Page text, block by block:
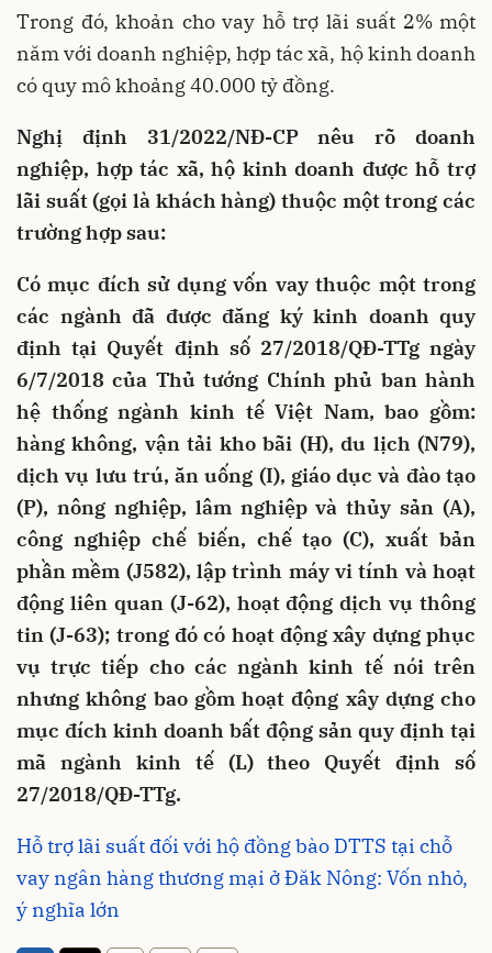
Trong đó, khoản cho vay hỗ trợ lãi suất 2% một
năm với doanh nghiệp, hợp tác xã, hộ kinh doanh
có quy mô khoảng 40.000 tỷ đồng.
Nghị định 31/2022/NĐ-CP nêu rõ doanh
nghiệp, hợp tác xã, hộ kinh doanh được hỗ trợ
lãi suất (gọi là khách hàng) thuộc một trong các
trường hợp sau:
Có mục đích sử dụng vốn vay thuộc một trong
các ngành đã được đăng ký kinh doanh quy
định tại Quyết định số 27/2018/QĐ-TTg ngày
6/7/2018 của Thủ tướng Chính phủ ban hành
hệ thống ngành kinh tế Việt Nam, bao gồm:
hàng không, vận tải kho bãi (H), du lịch (N79),
dịch vụ lưu trú, ăn uống (I), giáo dục và đào tạo
(P), nông nghiệp, lâm nghiệp và thủy sản (A),
công nghiệp chế biến, chế tạo (C), xuất bản
phần mềm (J582), lập trình máy vi tính và hoạt
động liên quan (J-62), hoạt động dịch vụ thông
tin (J-63); trong đó có hoạt động xây dựng phục
vụ trực tiếp cho các ngành kinh tế nói trên
nhưng không bao gồm hoạt động xây dựng cho
mục đích kinh doanh bất động sản quy định tại
mã ngành kinh tế (L) theo Quyết định số
27/2018/QĐ-TTg.
Hỗ trợ lãi suất đối với hộ đồng bào DTTS tại chỗ
vay ngân hàng thương mại ở Đăk Nông: Vốn nhỏ,
ý nghĩa lớn